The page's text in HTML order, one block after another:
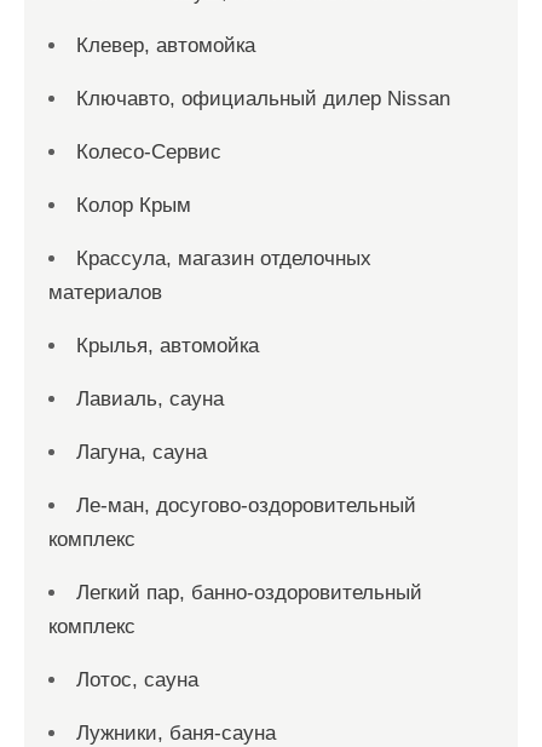
Клевер, автомойка
Ключавто, официальный дилер Nissan
Колесо-Сервис
Колор Крым
Крассула, магазин отделочных
материалов
Крылья, автомойка
Лавиаль, сауна
Лагуна, сауна
Ле-ман, досугово-оздоровительный
комплекс
Легкий пар, банно-оздоровительный
комплекс
Лотос, сауна
Лужники, баня-сауна